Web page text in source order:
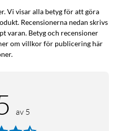
Vi visar alla betyg för att göra
Recensionerna nedan skrivs
varan. Betyg och recensioner
om villkor för publicering här
av 5